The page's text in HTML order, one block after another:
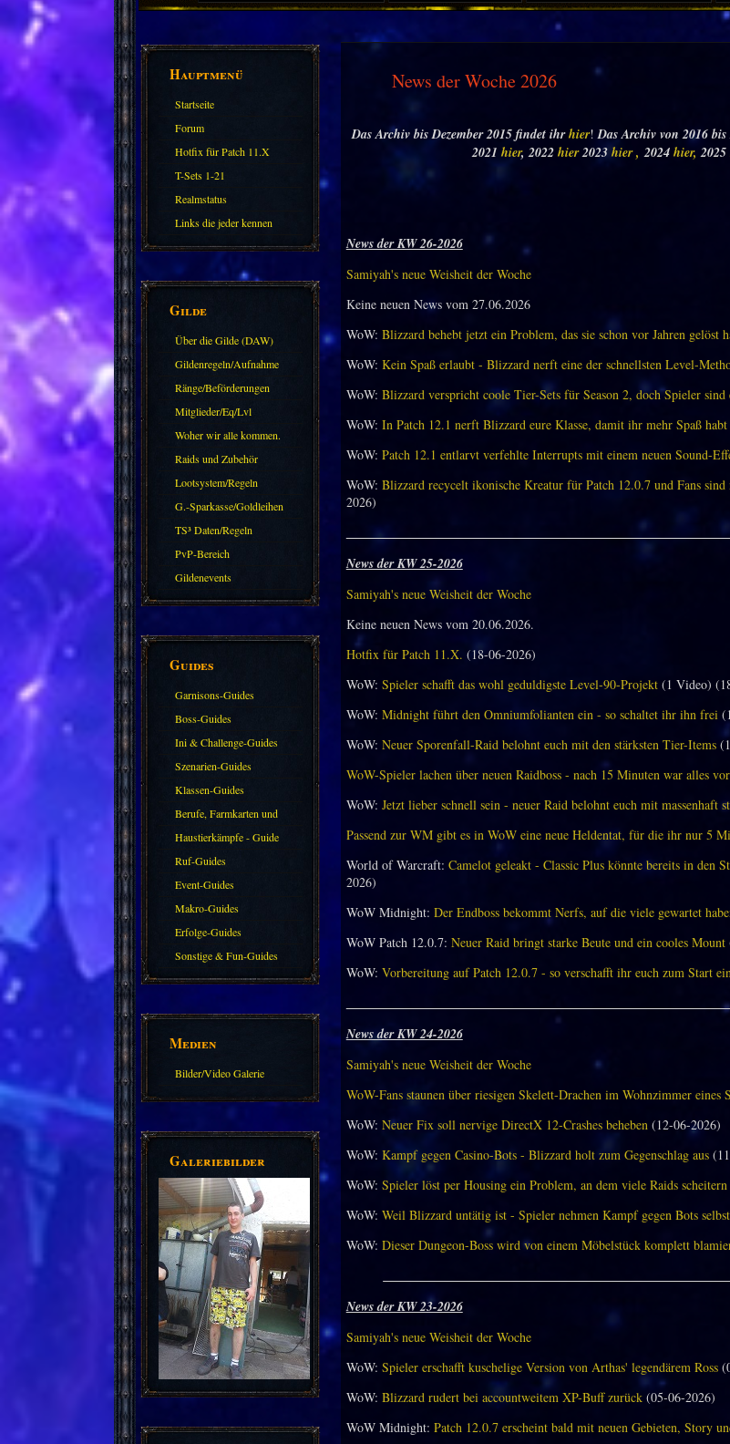
Hauptmenü
Startseite
Forum
Hotfix für Patch 11.X
T-Sets 1-21
Realmstatus
Links die jeder kennen
sollte?! Oder nicht?
Gilde
Über die Gilde (DAW)
Gildenregeln/Aufnahme
Ränge/Beförderungen
Mitglieder/Eq/Lvl
Woher wir alle kommen.
Raids und Zubehör
Lootsystem/Regeln
G.-Sparkasse/Goldleihen
TS³ Daten/Regeln
PvP-Bereich
Gildenevents
Guides
Garnisons-Guides
Boss-Guides
Ini & Challenge-Guides
Szenarien-Guides
Klassen-Guides
Berufe, Farmkarten und
Haustiere
Haustierkämpfe - Guide
Ruf-Guides
Event-Guides
Makro-Guides
Erfolge-Guides
Sonstige & Fun-Guides
Medien
Bilder/Video Galerie
Galeriebilder
News der Woche 2026
Das Archiv bis Dezember 2015 findet ihr hier!Das Archiv von 2016 bis
2021 hier, 2022 hier2023 hier , 2024 hier, 2025
News der KW 26-2026
Samiyah's neue Weisheit der Woche
Keine neuen News vom 27.06.2026
WoW: Blizzard behebt jetzt ein Problem, das sie schon vor Jahren gelöst
WoW: Kein Spaß erlaubt - Blizzard nerft eine der schnellsten Level-
WoW: Blizzard verspricht coole Tier-Sets für Season 2, doch Spieler sind
WoW: In Patch 12.1 nerft Blizzard eure Klasse, damit ihr mehr Spaß habt
WoW: Patch 12.1 entlarvt verfehlte Interrupts mit einem neuen Sound-
WoW: Blizzard recycelt ikonische Kreatur für Patch 12.0.7 und Fans sind
2026)
News der KW 25-2026
Samiyah's neue Weisheit der Woche
Keine neuen News vom 20.06.2026.
Hotfix für Patch 11.X. (18-06-2026)
WoW: Spieler schafft das wohl geduldigste Level-90-Projekt(1 Video)
WoW: Midnight führt den Omniumfolianten ein - so schaltet ihr ihn frei
WoW: Neuer Sporenfall-Raid belohnt euch mit den stärksten Tier-Items
WoW-Spieler lachen über neuen Raidboss - nach 15 Minuten war alles
WoW: Jetzt lieber schnell sein - neuer Raid belohnt euch mit massenhaft
Passend zur WM gibt es in WoW eine neue Heldentat, für die ihr nur 5
World of Warcraft: Camelot geleakt - Classic Plus könnte bereits in den
2026)
WoW Midnight: Der Endboss bekommt Nerfs, auf die viele gewartet
WoW Patch 12.0.7: Neuer Raid bringt starke Beute und ein cooles Mount
WoW: Vorbereitung auf Patch 12.0.7 - so verschafft ihr euch zum Start
News der KW 24-2026
Samiyah's neue Weisheit der Woche
WoW-Fans staunen über riesigen Skelett-Drachen im Wohnzimmer eines
WoW: Neuer Fix soll nervige DirectX 12-Crashes beheben(12-06-2026)
WoW: Kampf gegen Casino-Bots - Blizzard holt zum Gegenschlag aus
WoW: Spieler löst per Housing ein Problem, an dem viele Raids scheitern
WoW: Weil Blizzard untätig ist - Spieler nehmen Kampf gegen Bots
WoW: Dieser Dungeon-Boss wird von einem Möbelstück komplett
News der KW 23-2026
Samiyah's neue Weisheit der Woche
WoW: Spieler erschafft kuschelige Version von Arthas' legendärem Ross
WoW: Blizzard rudert bei accountweitem XP-Buff zurück(05-06-2026)
WoW Midnight: Patch 12.0.7 erscheint bald mit neuen Gebieten, Story